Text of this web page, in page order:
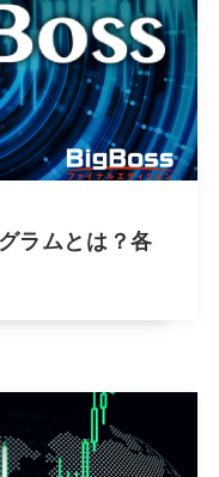
ラムとは？各